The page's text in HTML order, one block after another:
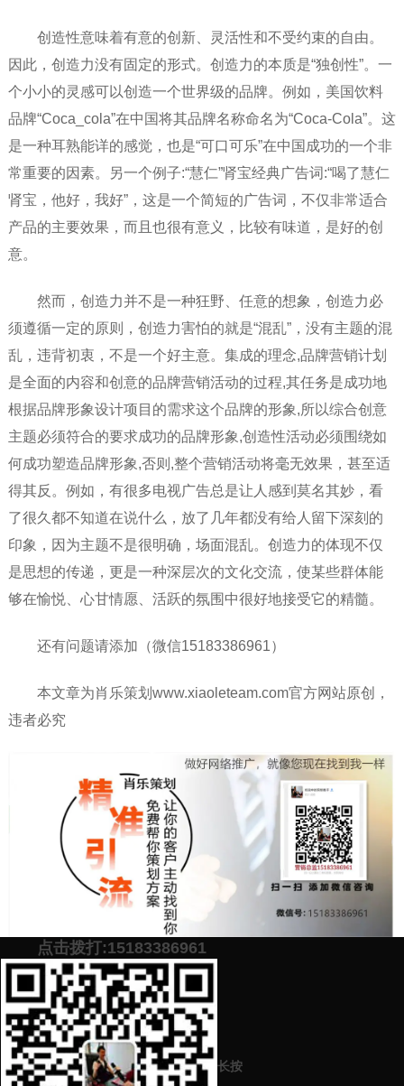
创造性意味着有意的创新、灵活性和不受约束的自由。
因此，创造力没有固定的形式。创造力的本质是“独创性”。一
个小小的灵感可以创造一个世界级的品牌。例如，美国饮料
品牌“Coca_cola”在中国将其品牌名称命名为“Coca-Cola”。这
是一种耳熟能详的感觉，也是“可口可乐”在中国成功的一个非
常重要的因素。另一个例子:“慧仁”肾宝经典广告词:“喝了慧仁
肾宝，他好，我好”，这是一个简短的广告词，不仅非常适合
产品的主要效果，而且也很有意义，比较有味道，是好的创
意。
然而，创造力并不是一种狂野、任意的想象，创造力必
须遵循一定的原则，创造力害怕的就是“混乱”，没有主题的混
乱，违背初衷，不是一个好主意。集成的理念,品牌营销计划
是全面的内容和创意的品牌营销活动的过程,其任务是成功地
根据品牌形象设计项目的需求这个品牌的形象,所以综合创意
主题必须符合的要求成功的品牌形象,创造性活动必须围绕如
何成功塑造品牌形象,否则,整个营销活动将毫无效果，甚至适
得其反。例如，有很多电视广告总是让人感到莫名其妙，看
了很久都不知道在说什么，放了几年都没有给人留下深刻的
印象，因为主题不是很明确，场面混乱。创造力的体现不仅
是思想的传递，更是一种深层次的文化交流，使某些群体能
够在愉悦、心甘情愿、活跃的氛围中很好地接受它的精髓。
还有问题请添加（微信15183386961）
本文章为肖乐策划www.xiaoleteam.com官方网站原创，
违者必究
预约营销老师 添加微信号：
案！
上一篇：各大公司品牌的广告规划怎么才能做得好做成功吸引顾客
（广告策划的技巧和关键点）
点击拨打:15183386961
长按